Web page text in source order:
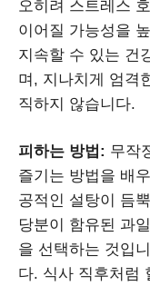
오히려 스트레스
이어질 가능성을
지속할 수 있는 건
며, 지나치게 엄격
직하지 않습니다.
피하는 방법: 무작
즐기는 방법을 배
공적인 설탕이 듬
당분이 함유된 과
을 선택하는 것입
다. 식사 직후처럼